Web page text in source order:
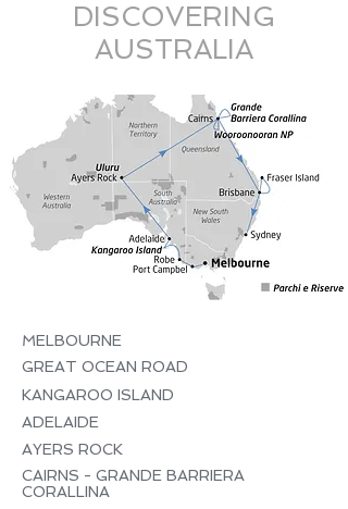
DISCOVERING
AUSTRALIA
MELBOURNE
GREAT OCEAN ROAD
KANGAROO ISLAND
ADELAIDE
AYERS ROCK
CAIRNS - GRANDE BARRIERA
CORALLINA